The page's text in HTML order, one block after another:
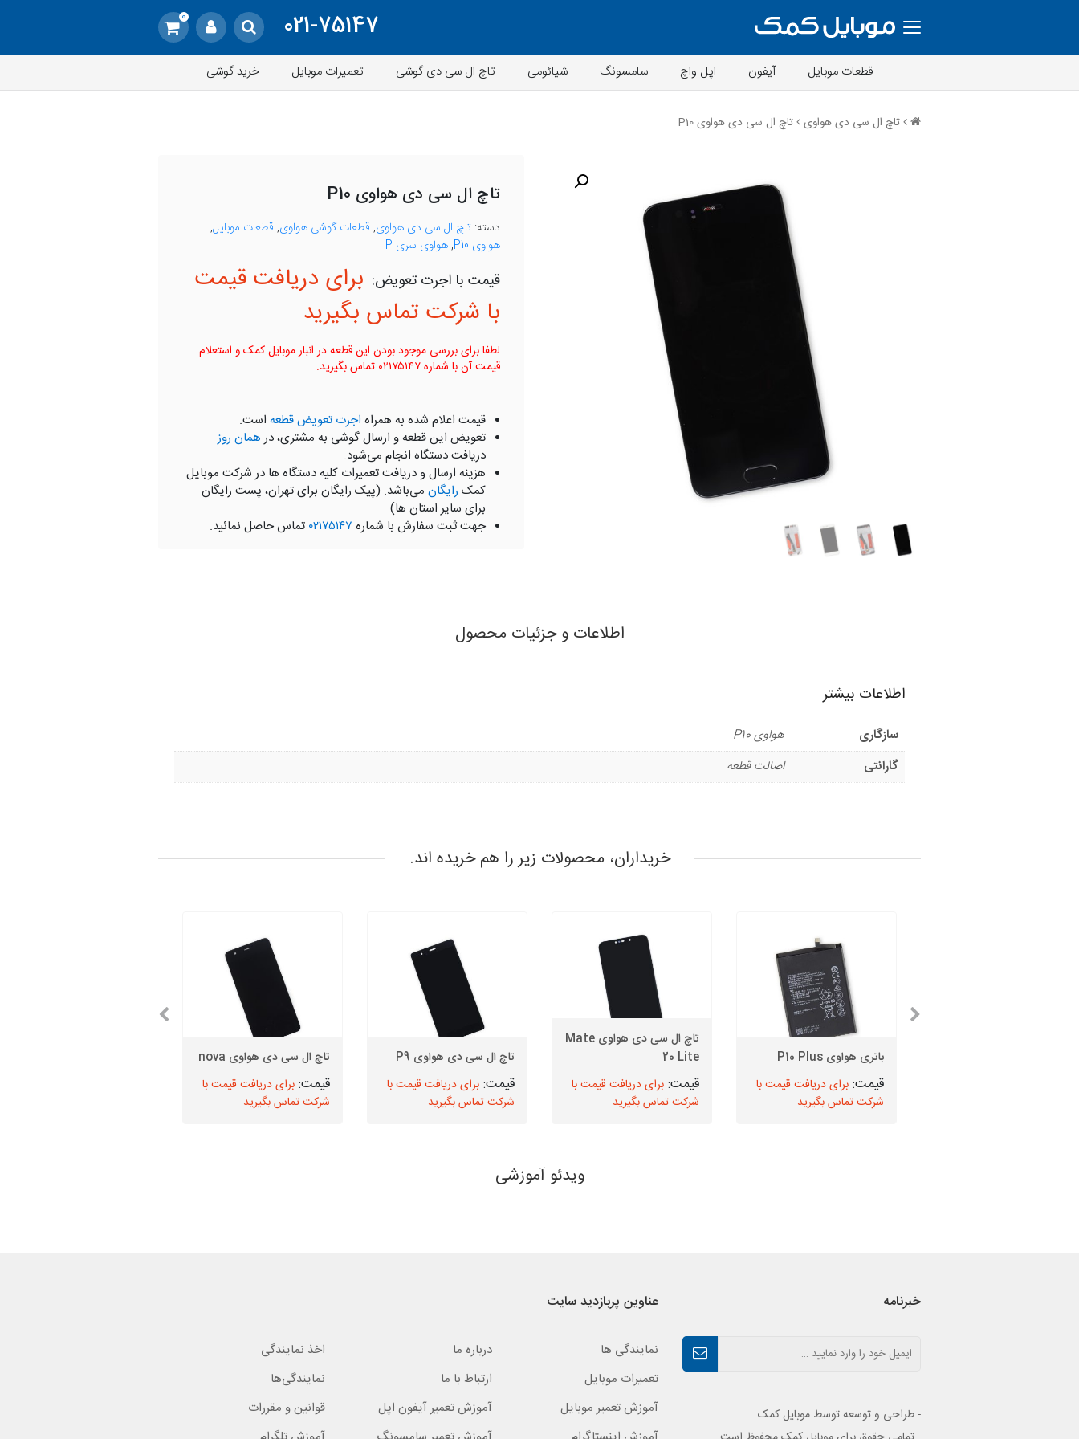
021-75147
0
قطعات موبایل آیفون اپل واچ سامسونگ شیائومی تاچ ال سی دی گوشی تعمیرات موبایل خرید گوشی
تاچ ال سی دی هواوی تاچ ال سی دی هواوی P10
تاچ ال سی دی هواوی P10
دسته: تاچ ال سی دی هواوی, قطعات گوشی هواوی, قطعات موبایل,
هواوی P10
,هواوی سری P
برای دریافت قیمت
با شرکت تماس بگیرید
لطفا برای بررسی موجود بودن این قطعه در انبار موبایل کمک و استعلام
قیمت آن با شماره ۰۲۱۷۵۱۴۷ تماس بگیرید.
قیمت اعلام شده به همراه اجرت تعویض قطعه است.
تعویض این قطعه و ارسال گوشی به مشتری، درهمان روز
دریافت دستگاه انجام می‌شود.
هزینه ارسال و دریافت تعمیرات کلیه دستگاه ها در شرکت موبایل
کمک رایگان می‌باشد. (پیک رایگان برای تهران، پست رایگان
برای سایر استان ها)
جهت ثبت سفارش با شماره ۰۲۱۷۵۱۴۷ تماس حاصل نمائید.
اطلاعات و جزئیات محصول
اطلاعات بیشتر
سازگاری
هواوی P10
گارانتی
اصالت قطعه
خریداران، محصولات زیر را هم خریده اند.
باتری هواوی P10 Plus
برای دریافت قیمت با
شرکت تماس بگیرید
تاچ ال سی دی هواوی Mate
20 Lite
برای دریافت قیمت با
شرکت تماس بگیرید
تاچ ال سی دی هواوی P9
برای دریافت قیمت با
شرکت تماس بگیرید
تاچ ال سی دی هواوی nova
برای دریافت قیمت با
شرکت تماس بگیرید
ویدئو آموزشی
خبرنامه
- طراحی و توسعه توسط موبایل کمک
عناوین پربازدید سایت
نمایندگی ها درباره ما
اخذ نمایندگی
تعمیرات موبایل
ارتباط با ما
نمایندگی‌ها
آموزش تعمیر موبایل
آموزش تعمیر آیفون اپل
قوانین و مقررات